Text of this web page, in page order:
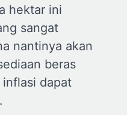
hektar ini
sangat
nantinya akan
beras
dapat